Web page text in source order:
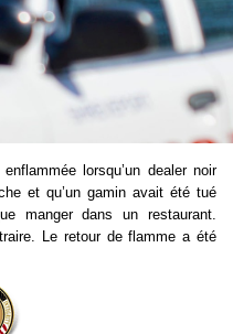
lorsqu’un dealer noir
et qu’un gamin avait été tué
manger dans un restaurant.
Le retour de flamme a été